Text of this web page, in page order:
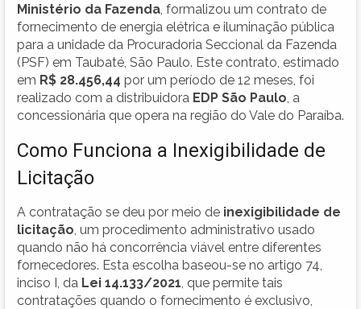
Ministério da Fazenda , formalizou um contrato de
fornecimento de energia elétrica e iluminação pública
para a unidade da Procuradoria Seccional da Fazenda
(PSF) em Taubaté, São Paulo. Este contrato, estimado
em R$ 28.456,44 por um período de 12 meses, foi
realizado com a distribuidora EDP São Paulo , a
concessionária que opera na região do Vale do Paraíba.
Como Funciona a Inexigibilidade de
Licitação
A contratação se deu por meio de inexigibilidade de
licitação , um procedimento administrativo usado
quando não há concorrência viável entre diferentes
fornecedores. Esta escolha baseou-se no artigo 74,
inciso I, da Lei 14.133/2021 , que permite tais
contratações quando o fornecimento é exclusivo,